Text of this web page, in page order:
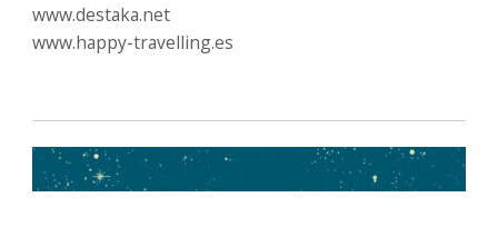
www.destaka.net
www.happy-travelling.es